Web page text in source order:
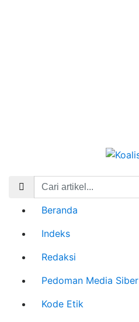
Beranda
Indeks
Redaksi
Pedoman Media Siber
Kode Etik